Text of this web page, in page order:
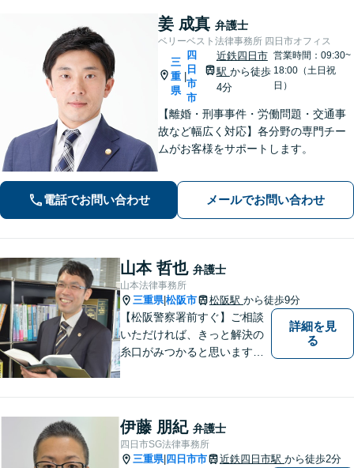
姜 成真 弁護士
ベリーベスト法律事務所 四日市オフィス
三
重
県
四
日
市
市
近鉄四日市
駅 から徒歩
4分
営業時間：09:30~
18:00（土日祝
日）
【離婚・刑事事件・労働問題・交通事
故など幅広く対応】各分野の専門チー
ムがお客様をサポートします。
電話でお問い合わせ メールでお問い合わせ
山本 哲也 弁護士
山本法律事務所
三重県|松阪市 松阪駅 から徒歩9分
【松阪警察署前すぐ】ご相談
いただければ、きっと解決の
糸口がみつかると思います。
詳細を見
る
伊藤 朋紀 弁護士
四日市SG法律事務所
三重県| 四日市市 近鉄四日市駅 から徒歩2分